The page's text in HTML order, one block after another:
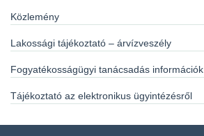
Közlemény
Lakossági tájékoztató – árvízveszély
Fogyatékosságügyi tanácsadás információk
Tájékoztató az elektronikus ügyintézésről